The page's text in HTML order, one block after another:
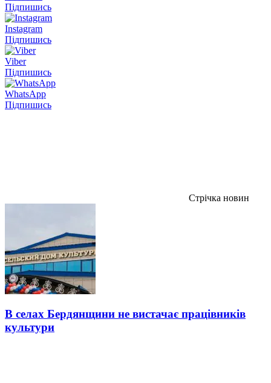
Підпишись
Instagram
Підпишись
Viber
Підпишись
WhatsApp
Підпишись
Стрічка новин
В селах Бердянщини не вистачає працівників
культури